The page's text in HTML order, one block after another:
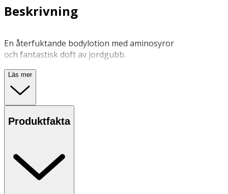
Beskrivning
En återfuktande bodylotion med aminosyror
och fantastisk doft av jordgubb.
Applicera kräm på ren och torr hud med cirkulära
rörelser. Endast för utvärtes bruk. Får ej förtäras. Vid
Undvik direkt solljus. Förvaras oåtkomligt for barn.
Ingredienser:
Läs mer
Produktfakta